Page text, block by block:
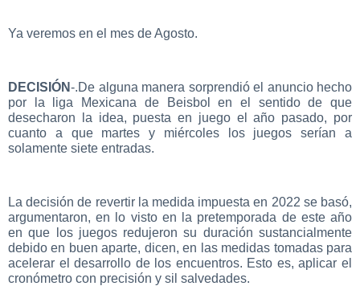
Ya veremos en el mes de Agosto.
DECISIÓN-.De alguna manera sorprendió el anuncio hecho
por la liga Mexicana de Beisbol en el sentido de que
desecharon la idea, puesta en juego el año pasado, por
cuanto a que martes y miércoles los juegos serían a
solamente siete entradas.
La decisión de revertir la medida impuesta en 2022 se basó,
argumentaron, en lo visto en la pretemporada de este año
en que los juegos redujeron su duración sustancialmente
debido en buen aparte, dicen, en las medidas tomadas para
acelerar el desarrollo de los encuentros. Esto es, aplicar el
cronómetro con precisión y sil salvedades.